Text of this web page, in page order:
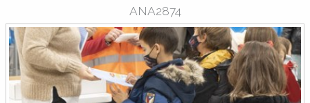
ANA2874